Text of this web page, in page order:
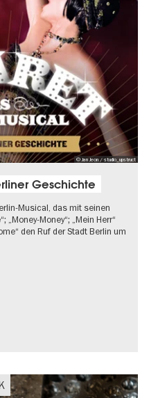
© Jan Jeon / studio_upstruct
Geschichte
Musical, das mit seinen
„Money-Money“; „Mein Herr“
den Ruf der Stadt Berlin um